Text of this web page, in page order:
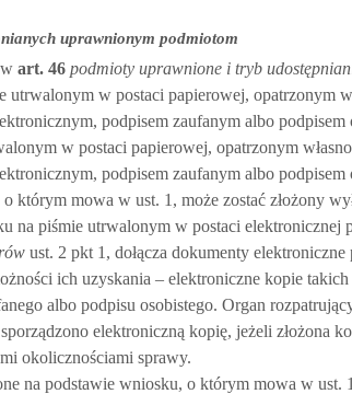
uprawnionym podmiotom
art. 46 podmioty uprawnione i tryb
utrwalonym w postaci papierowej, opatrzonym
podpisem zaufanym albo podpisem
w postaci papierowej, opatrzonym
podpisem zaufanym albo podpisem
którym mowa w ust. 1, może zostać złożony
na piśmie utrwalonym w postaci
ust. 2 pkt 1, dołącza dokumenty
ich uzyskania – elektroniczne kopie
albo podpisu osobistego. Organ
elektroniczną kopię, jeżeli złożona
okolicznościami sprawy.
na podstawie wniosku, o którym mowa w